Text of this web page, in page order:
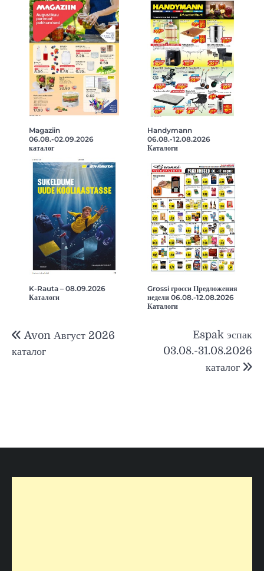
Magaziin
06.08.-02.09.2026
каталог
Handymann
06.08.-12.08.2026
Каталоги
K-Rauta – 08.09.2026
Каталоги
Grossi гросси Предложения
недели 06.08.-12.08.2026
Каталоги
поAvon Август 2026
каталог
Espak эспак
03.08.-31.08.2026
каталог